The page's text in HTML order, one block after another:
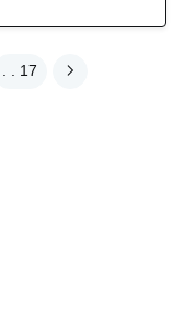
. . 17